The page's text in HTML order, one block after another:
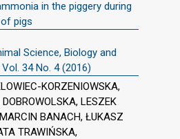
in the piggery during
pigs
Science, Biology and
34 No. 4 (2016)
KORZENIOWSKA,
LESZEK
BANACH, ŁUKASZ
TRAWIŃSKA,